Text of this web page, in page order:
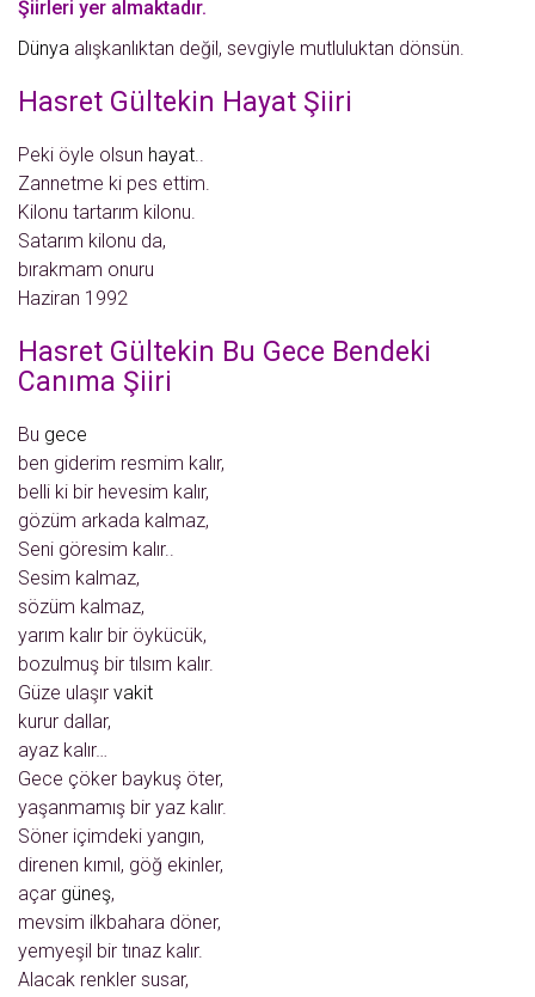
Şiirleri yer almaktadır.
Dünya alışkanlıktan değil, sevgiyle mutluluktan dönsün.
Hasret Gültekin Hayat Şiiri
Peki öyle olsun hayat..
Zannetme ki pes ettim.
Kilonu tartarım kilonu.
Satarım kilonu da,
bırakmam onuru
Haziran 1992
Hasret Gültekin Bu Gece Bendeki
Canıma Şiiri
Bu gece
ben giderim resmim kalır,
belli ki bir hevesim kalır,
gözüm arkada kalmaz,
Seni göresim kalır..
Sesim kalmaz,
sözüm kalmaz,
yarım kalır bir öykücük,
bozulmuş bir tılsım kalır.
Güze ulaşır vakit
kurur dallar,
ayaz kalır…
Gece çöker baykuş öter,
yaşanmamış bir yaz kalır.
Söner içimdeki yangın,
direnen kımıl, göğ ekinler,
açar güneş,
mevsim ilkbahara döner,
yemyeşil bir tınaz kalır.
Alacak renkler susar,